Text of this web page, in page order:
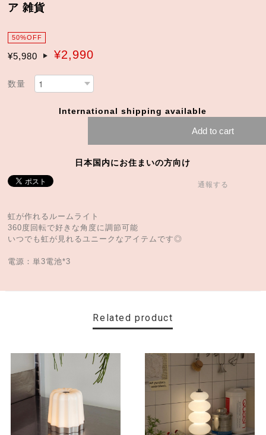
ア 雑貨
50%OFF
¥5,980 ¥2,990
数量
International shipping available
Add to cart
日本国内にお住まいの方向け
通報する
虹が作れるルームライト
360度回転で好きな角度に調節可能
いつでも虹が見れるユニークなアイテムです◎
電源：単3電池*3
Related product